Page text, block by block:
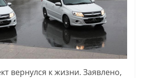
вернулся к жизни. Заявлено,